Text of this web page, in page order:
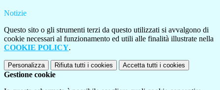
Notizie
Questo sito o gli strumenti terzi da questo utilizzati si avvalgono di
cookie necessari al funzionamento ed utili alle finalità illustrate nella
COOKIE POLICY.
Personalizza Rifiuta tutti i cookies Accetta tutti i cookies
Gestione cookie